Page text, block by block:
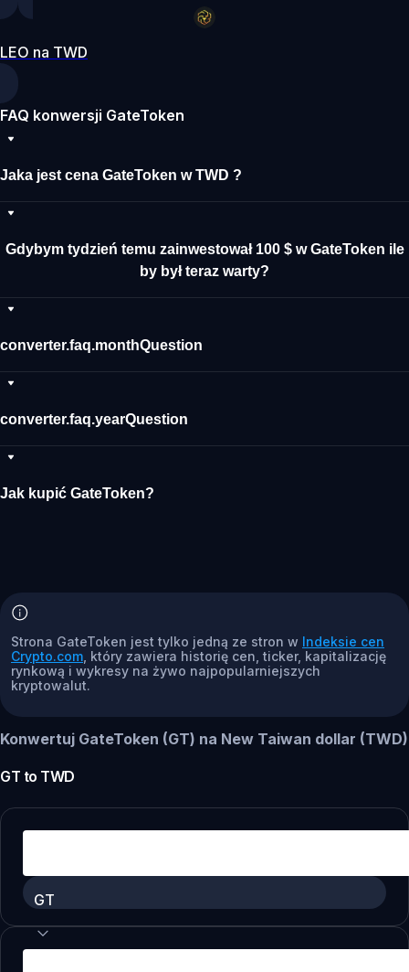
LEO na TWD
FAQ konwersji GateToken
Jaka jest cena GateToken w TWD ?
Gdybym tydzień temu zainwestował 100 $ w GateToken ile
by był teraz warty?
converter.faq.monthQuestion
converter.faq.yearQuestion
Jak kupić GateToken?
Strona GateToken jest tylko jedną ze stron w Indeksie cen
Crypto.com , który zawiera historię cen, ticker, kapitalizację
rynkową i wykresy na żywo najpopularniejszych
kryptowalut.
Konwertuj GateToken (GT) na New Taiwan dollar (TWD)
GT to TWD
GT